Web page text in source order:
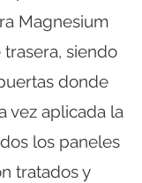
Magnesium
siendo
donde
vez aplicada la
los paneles
tratados y